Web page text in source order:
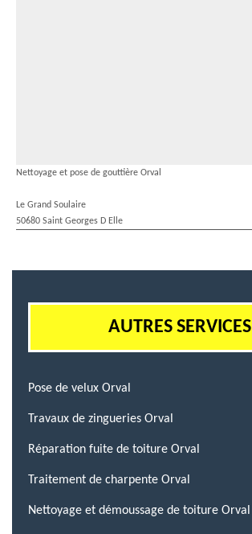
Nettoyage et pose de gouttière Orval
Le Grand Soulaire
50680 Saint Georges D Elle
AUTRES SERVICES
Pose de velux Orval
Travaux de zingueries Orval
Réparation fuite de toiture Orval
Traitement de charpente Orval
Nettoyage et démoussage de toiture Orval